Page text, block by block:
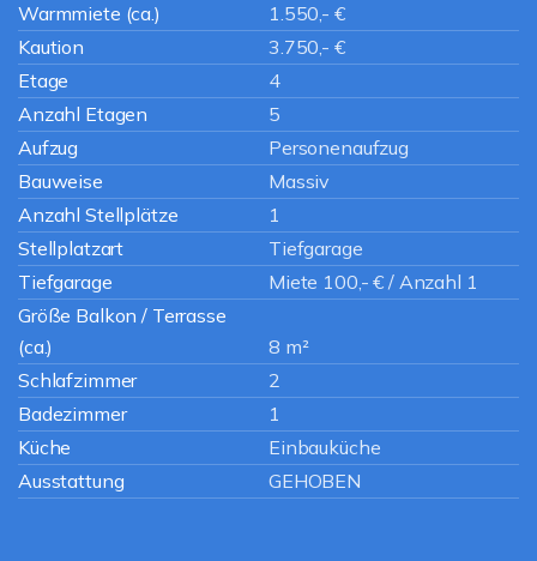
Warmmiete (ca.)
1.550,- €
Kaution
3.750,- €
Etage
4
Anzahl Etagen
5
Aufzug
Personenaufzug
Bauweise
Massiv
Anzahl Stellplätze
1
Stellplatzart
Tiefgarage
Tiefgarage
Miete 100,- € / Anzahl 1
Größe Balkon / Terrasse
(ca.)
8 m²
Schlafzimmer
2
Badezimmer
1
Küche
Einbauküche
Ausstattung
GEHOBEN